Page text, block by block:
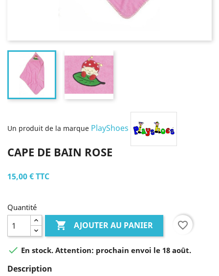
Un produit de la marque PlayShoes
CAPE DE BAIN ROSE
15,00 €TTC
Quantité
 AJOUTER AU PANIER favorite_border
 En stock. Attention: prochain envoi le 18 août.
Description